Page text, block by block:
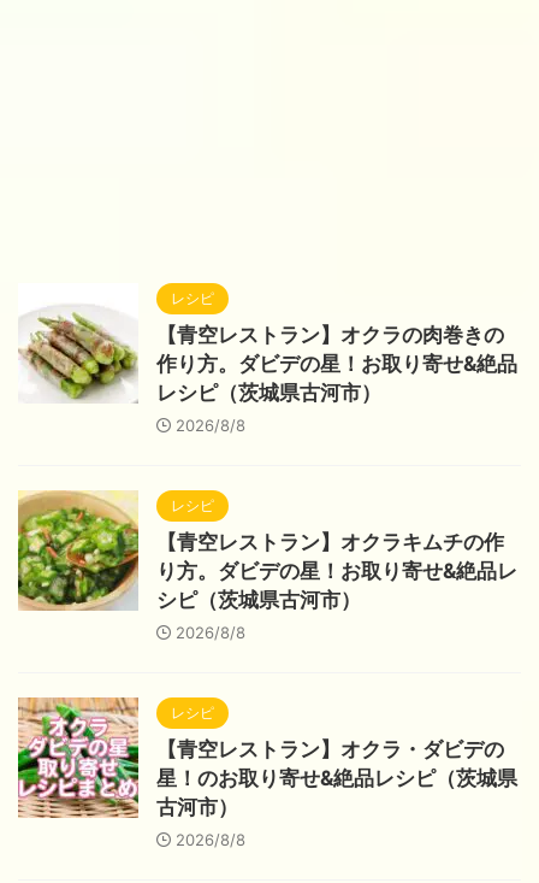
レシピ
【青空レストラン】オクラの肉巻きの
作り方。ダビデの星！お取り寄せ&絶品
レシピ（茨城県古河市）
2026/8/8
レシピ
【青空レストラン】オクラキムチの作
り方。ダビデの星！お取り寄せ&絶品レ
シピ（茨城県古河市）
2026/8/8
レシピ
【青空レストラン】オクラ・ダビデの
星！のお取り寄せ&絶品レシピ（茨城県
古河市）
2026/8/8